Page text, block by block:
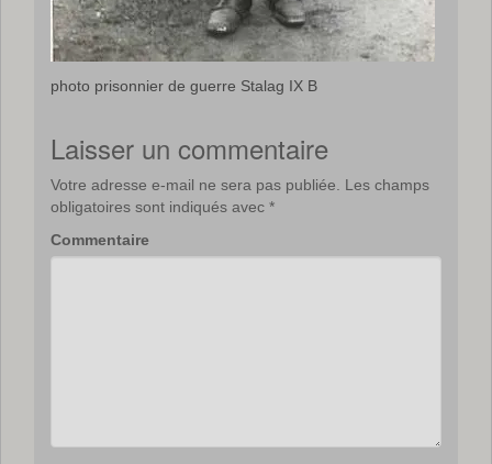
photo prisonnier de guerre Stalag IX B
Laisser un commentaire
Votre adresse e-mail ne sera pas publiée.
Les champs
obligatoires sont indiqués avec *
Commentaire